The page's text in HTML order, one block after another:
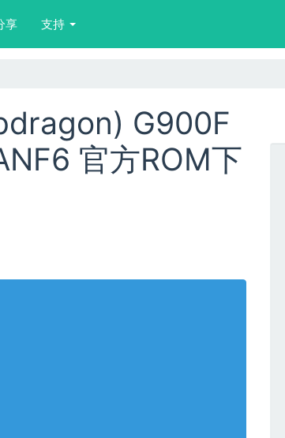
享 支持
G900F
官方ROM下